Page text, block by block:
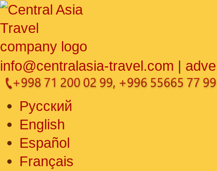
info@centralasia-travel.com |
Русский
English
Español
Français